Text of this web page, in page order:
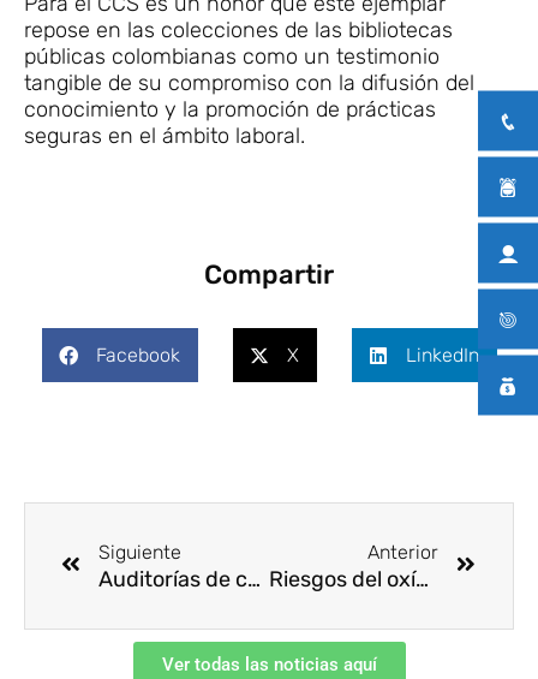
repose en las colecciones de las bibliotecas
públicas colombianas como un testimonio
tangible de su compromiso con la difusión del
conocimiento y la promoción de prácticas
seguras en el ámbito laboral.
Compartir
Facebook X LinkedIn
Siguiente
Auditorías de campo – Evaluación RUC®
Anterior
Riesgos del oxígeno
Ver todas las noticias aquí